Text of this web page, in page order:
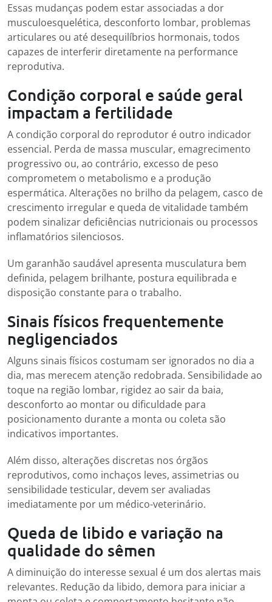
Essas mudanças podem estar associadas a dor
musculoesquelética, desconforto lombar, problemas
articulares ou até desequilíbrios hormonais, todos
capazes de interferir diretamente na performance
reprodutiva.
Condição corporal e saúde geral
impactam a fertilidade
A condição corporal do reprodutor é outro indicador
essencial. Perda de massa muscular, emagrecimento
progressivo ou, ao contrário, excesso de peso
comprometem o metabolismo e a produção
espermática. Alterações no brilho da pelagem, casco de
crescimento irregular e queda de vitalidade também
podem sinalizar deficiências nutricionais ou processos
inflamatórios silenciosos.
Um garanhão saudável apresenta musculatura bem
definida, pelagem brilhante, postura equilibrada e
disposição constante para o trabalho.
Sinais físicos frequentemente
negligenciados
Alguns sinais físicos costumam ser ignorados no dia a
dia, mas merecem atenção redobrada. Sensibilidade ao
toque na região lombar, rigidez ao sair da baia,
desconforto ao montar ou dificuldade para
posicionamento durante a monta ou coleta são
indicativos importantes.
Além disso, alterações discretas nos órgãos
reprodutivos, como inchaços leves, assimetrias ou
sensibilidade testicular, devem ser avaliadas
imediatamente por um médico-veterinário.
Queda de libido e variação na
qualidade do sêmen
A diminuição do interesse sexual é um dos alertas mais
relevantes. Redução da libido, demora para iniciar a